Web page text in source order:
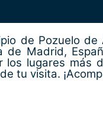
de Pozuelo
de Madrid,
los lugares
tu visita.